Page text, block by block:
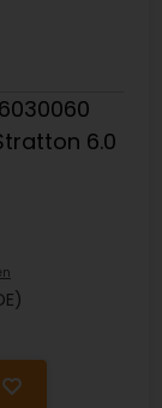
6.0